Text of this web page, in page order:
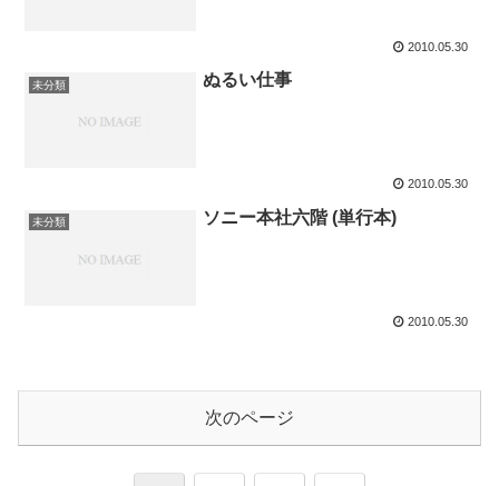
2010.05.30
未分類 ぬるい仕事
2010.05.30
未分類 ソニー本社六階 (単行本)
2010.05.30
次のページ